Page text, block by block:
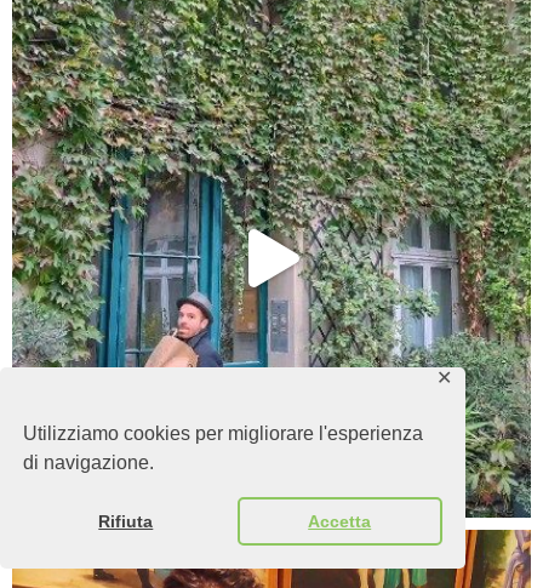
Utilizziamo cookies per migliorare l'esperienza
di navigazione.
Rifiuta Accetta
✕